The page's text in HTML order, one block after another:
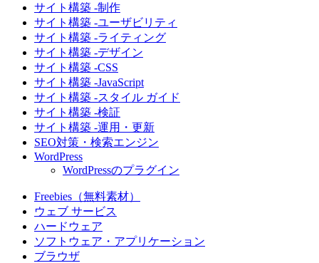
サイト構築 -制作
サイト構築 -ユーザビリティ
サイト構築 -ライティング
サイト構築 -デザイン
サイト構築 -CSS
サイト構築 -JavaScript
サイト構築 -スタイル ガイド
サイト構築 -検証
サイト構築 -運用・更新
SEO対策・検索エンジン
WordPress
WordPressのプラグイン
Freebies（無料素材）
ウェブ サービス
ハードウェア
ソフトウェア・アプリケーション
ブラウザ